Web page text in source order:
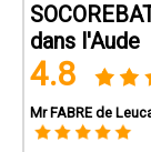
dans l'Aude
4.8
Mr FABRE de